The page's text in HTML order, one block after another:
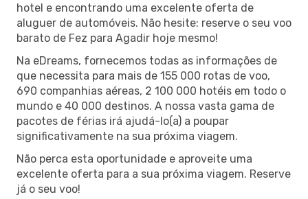
hotel e encontrando uma excelente oferta de
aluguer de automóveis. Não hesite: reserve o seu voo
barato de Fez para Agadir hoje mesmo!
Na eDreams, fornecemos todas as informações de
que necessita para mais de 155 000 rotas de voo,
690 companhias aéreas, 2 100 000 hotéis em todo o
mundo e 40 000 destinos. A nossa vasta gama de
pacotes de férias irá ajudá-lo(a) a poupar
significativamente na sua próxima viagem.
Não perca esta oportunidade e aproveite uma
excelente oferta para a sua próxima viagem. Reserve
já o seu voo!